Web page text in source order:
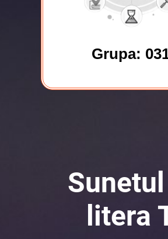
Grupa:
litera